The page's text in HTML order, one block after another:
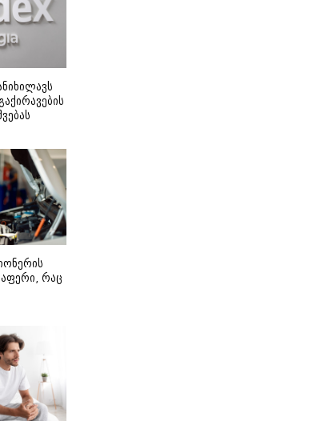
რაც